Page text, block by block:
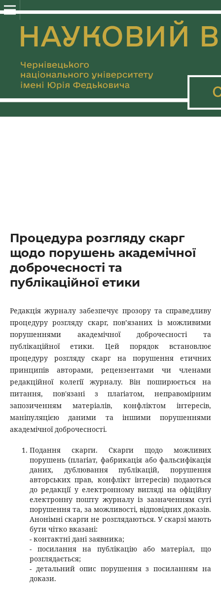
Процедура розгляду скарг
щодо порушень академічної
доброчесності та
публікаційної етики
Редакція журналу забезпечує прозору та справедливу
процедуру розгляду скарг, пов’язаних із можливими
порушеннями академічної доброчесності та
публікаційної етики. Цей порядок встановлює
процедуру розгляду скарг на порушення етичних
принципів авторами, рецензентами чи членами
редакційної колегії журналу. Він поширюється на
питання, пов'язані з плагіатом, неправомірним
запозиченням матеріалів, конфліктом інтересів,
маніпуляцією даними та іншими порушеннями
академічної доброчесності.
Подання скарги. Скарги щодо можливих
порушень (плагіат, фабрикація або фальсифікація
даних, дублювання публікацій, порушення
авторських прав, конфлікт інтересів) подаються
до редакції у електронному вигляді на офіційну
електронну пошту журналу із зазначенням суті
порушення та, за можливості, відповідних доказів.
Анонімні скарги не розглядаються. У скарзі мають
бути чітко вказані:
- контактні дані заявника;
- посилання на публікацію або матеріал, що
розглядається;
- детальний опис порушення з посиланням на
докази.